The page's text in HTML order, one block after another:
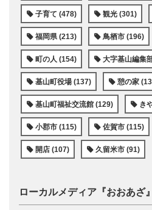
子育て (478) 観光 (301)
福岡県 (213) 鳥栖市 (196)
町の人 (154) 大字基山編集
基山町役場 (137) 憩の家
基山町福祉交流館 (129) き
小郡市 (115) 佐賀市 (115)
開店 (107) 久留米市 (91)
ローカルメディア『おおあざ